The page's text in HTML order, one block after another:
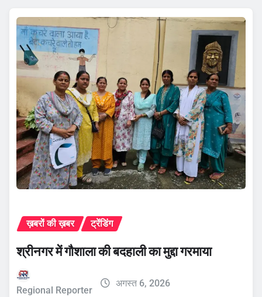
ख़बरों की ख़बर ट्रेंडिंग
श्रीनगर में गौशाला की बदहाली का मुद्दा गरमाया
Regional Reporter
अगस्त 6, 2026